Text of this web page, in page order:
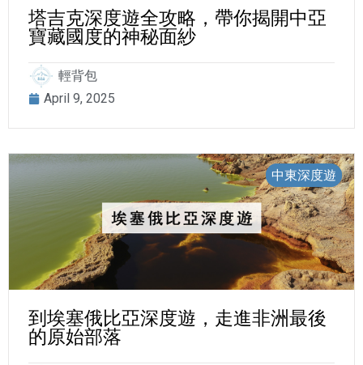
塔吉克深度遊全攻略，帶你揭開中亞
寶藏國度的神秘面紗
輕背包
April 9, 2025
中東深度遊
到埃塞俄比亞深度遊，走進非洲最後
的原始部落